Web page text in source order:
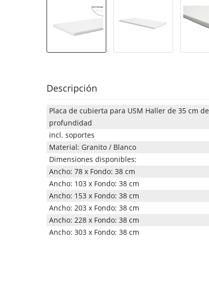
Descripción
Placa de cubierta para USM Haller de 35 cm de
profundidad
incl. soportes
Material: Granito / Blanco
Dimensiones disponibles:
Ancho: 78 x Fondo: 38 cm
Ancho: 103 x Fondo: 38 cm
Ancho: 153 x Fondo: 38 cm
Ancho: 203 x Fondo: 38 cm
Ancho: 228 x Fondo: 38 cm
Ancho: 303 x Fondo: 38 cm